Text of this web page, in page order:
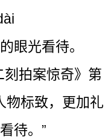
眼光看待。
刻拍案惊奇》第
物标致，更加礼
待。”